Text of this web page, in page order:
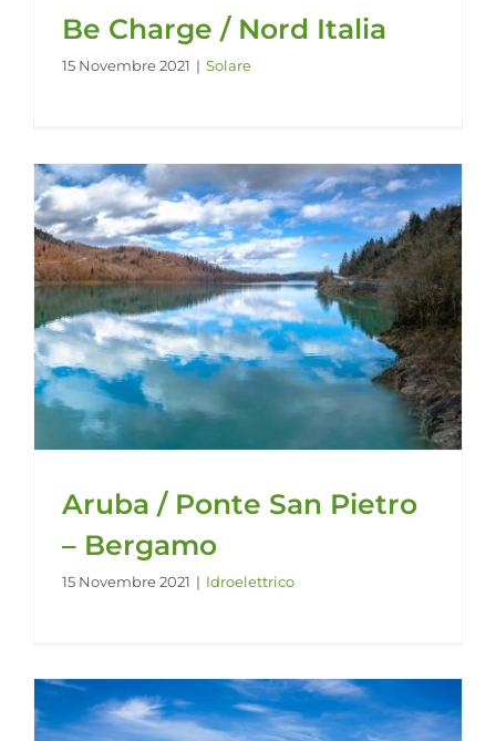
Be Charge / Nord Italia
15 Novembre 2021 | Solare
Aruba / Ponte San Pietro
– Bergamo
15 Novembre 2021 | Idroelettrico